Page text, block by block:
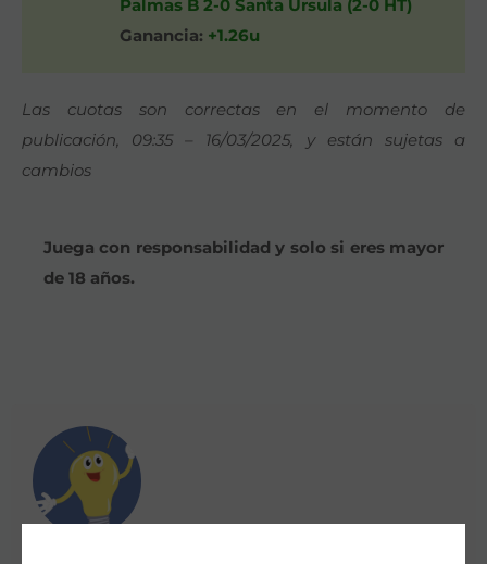
Palmas B 2-0 Santa Úrsula (2-0 HT)
Ganancia: +1.26u
Las cuotas son correctas en el momento de
publicación, 09:35 – 16/03/2025, y están sujetas a
cambios
Juega con responsabilidad y solo si eres mayor
de 18 años.